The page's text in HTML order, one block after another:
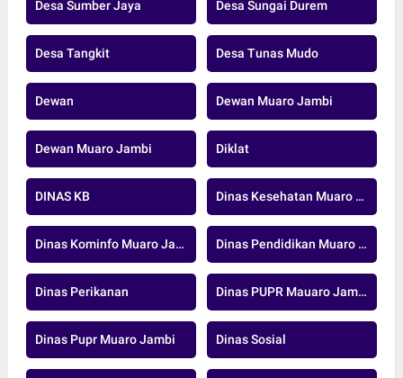
Desa Sumber Jaya Desa Sungai Durem
Desa Tangkit Desa Tunas Mudo
Dewan Dewan Muaro Jambi
Dewan Muaro Jambi Diklat
DINAS KB Dinas Kesehatan Muaro Jambi
Dinas Kominfo Muaro Jambi Dinas Pendidikan Muaro Jambi
Dinas Perikanan Dinas PUPR Mauaro Jambi
Dinas Pupr Muaro Jambi Dinas Sosial